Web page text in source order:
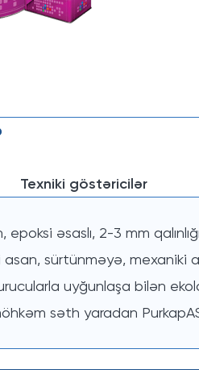
Texniki göstəricilər
əsaslı, 2-3 mm
sürtünməyə, mexaniki
uyğunlaşa bilən
səth yaradan